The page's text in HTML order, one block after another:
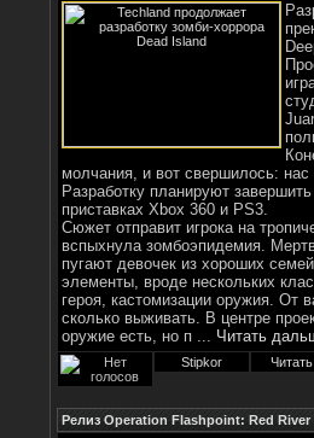
молчания, и вот свершилось:
Разработку планируют
приставках Xbox 360 и PS3.
Сюжет отправит игрока на
вспыхнула зомбоэпидемия.
пугают девочек из хороших
элементы, вроде нескольких
героя, кастомизации оружия. От
сколько выживать. В центре
оружие есть, но п ... Читать
Stipkor
Релиз Operation Flashpoint: Red River